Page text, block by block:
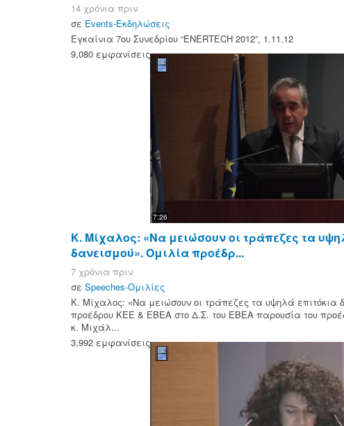
14 χρόνια πριν
σε Events-Εκδηλώσεις
Εγκαίνια 7ου Συνεδρίου “ENERTECH 2012”, 1.11.12
9,080 εμφανίσεις
7:26
Κ. Μίχαλος: «Να μειώσουν οι τράπεζες τα
δανεισμού». Ομιλία προέδρ...
7 χρόνια πριν
σε Speeches-Ομιλίες
Κ. Μίχαλος: «Να μειώσουν οι τράπεζες τα υψηλά επιτόκια
προέδρου ΚΕΕ & ΕΒΕΑ στο Δ.Σ. του ΕΒΕΑ παρουσία του
κ. Μιχάλ...
3,992 εμφανίσεις